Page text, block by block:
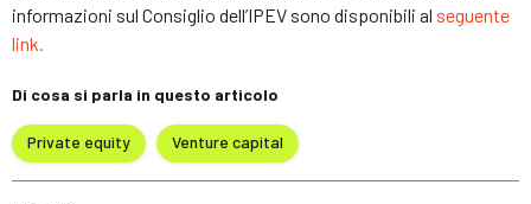
informazioni sul Consiglio dell’IPEV sono disponibili al seguente
link.
Di cosa si parla in questo articolo
Private equity Venture capital